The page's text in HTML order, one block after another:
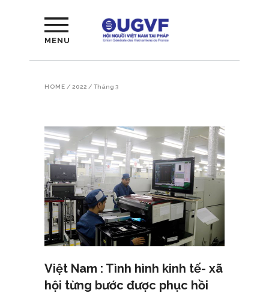
MENU
HOME / 2022 / Tháng 3
Việt Nam : Tình hình kinh tế- xã
hội từng bước được phục hồi